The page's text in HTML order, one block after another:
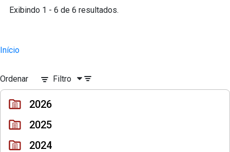
Exibindo 1 - 6 de 6 resultados.
Início
Ordenar Filtro
2026
2025
2024